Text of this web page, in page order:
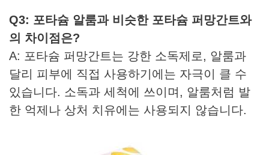
Q3: 포타슘 알룸과 비슷한 포타슘 퍼망간트와
의 차이점은?
A: 포타슘 퍼망간트는 강한 소독제로, 알룸과
달리 피부에 직접 사용하기에는 자극이 클 수
있습니다. 소독과 세척에 쓰이며, 알룸처럼 발
한 억제나 상처 치유에는 사용되지 않습니다.